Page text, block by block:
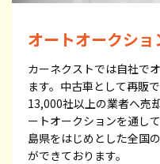
オートオークシ
カーネクストでは自社で
ます。中古車として再販
13,000社以上の業者へ売
ートオークションを通し
島県をはじめとした全国
ができております。